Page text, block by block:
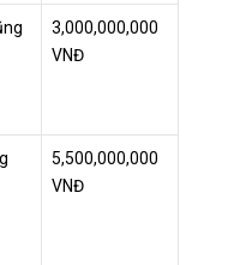
3,000,000,000
VNĐ
5,500,000,000
VNĐ